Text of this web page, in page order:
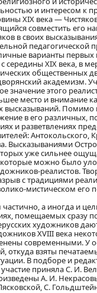
и интересом к
XIX века —
совместить его
в своих
педагогической
варианты первых
середины XIX века, в
общественных
академизм.
значение этого
место и внимание
высказываний.
в его различных,
и разветвлениях
Антокольского,
Высказываниями
уже сильнее
которые можно было
реалистов.
с традициями
мистическом его
а иногда и
помещаемых сразу
художников
XVIII века
современными. У
откуда взяты
В подборе и
приняла С. И.
А. И.
С.